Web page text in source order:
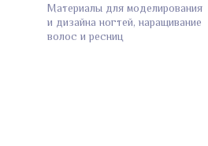
Материалы для моделирования
и дизайна ногтей, наращивание
волос и ресниц